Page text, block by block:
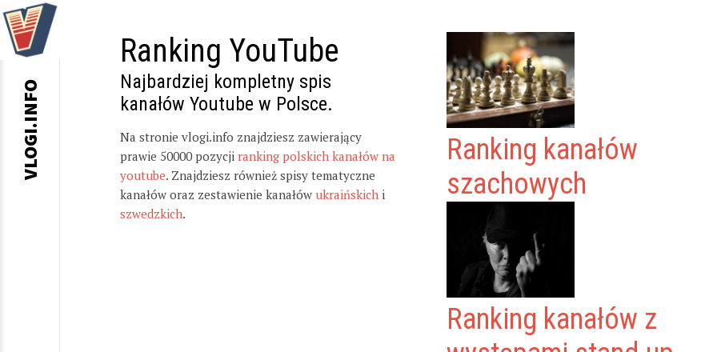
Ranking YouTube
Najbardziej kompletny spis
kanałów Youtube w Polsce.
Na stronie vlogi.info znajdziesz zawierający
prawie 50000 pozycji ranking polskich kanałów na
youtube. Znajdziesz również spisy tematyczne
kanałów oraz zestawienie kanałów ukraińskich i
szwedzkich.
Ranking kanałów
szachowych
Ranking kanałów z
VLOGI.INFO